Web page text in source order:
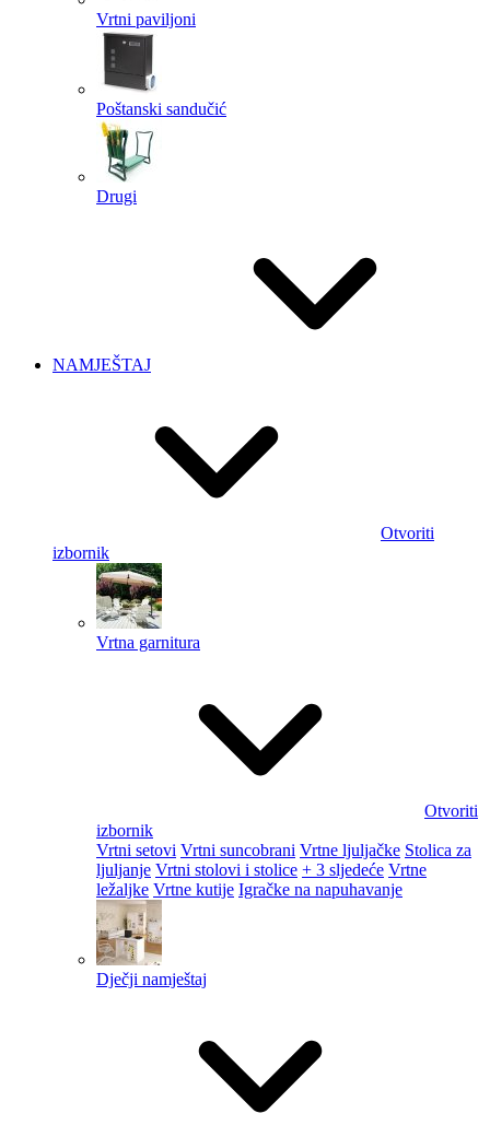
Vrtni paviljoni
Poštanski sandučić
Drugi
NAMJEŠTAJ
Otvoriti
izbornik
Vrtna garnitura
Otvoriti
izbornik
Vrtni setovi Vrtni suncobrani Vrtne ljuljačke Stolica za
ljuljanje Vrtni stolovi i stolice + 3 sljedeće Vrtne
ležaljke Vrtne kutije Igračke na napuhavanje
Dječji namještaj